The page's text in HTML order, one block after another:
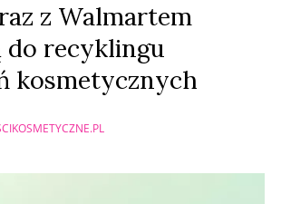
z Walmartem
do recyklingu
kosmetycznych